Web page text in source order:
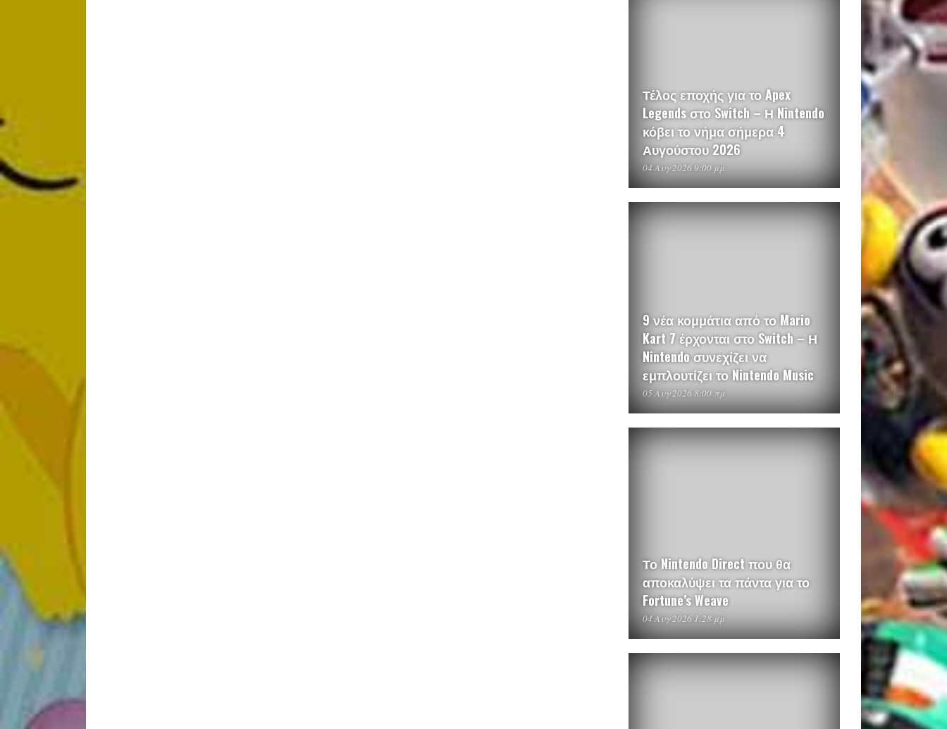
Τέλος εποχής για το Apex
Legends στο Switch – Η Nintendo
κόβει το νήμα σήμερα 4
Αυγούστου 2026
04 Αυγ 2026 9:00 μμ
9 νέα κομμάτια από το Mario
Kart 7 έρχονται στο Switch – Η
Nintendo συνεχίζει να
εμπλουτίζει το Nintendo Music
05 Αυγ 2026 8:00 πμ
Το Nintendo Direct που θα
αποκαλύψει τα πάντα για το
Fortune’s Weave
04 Αυγ 2026 1:28 μμ